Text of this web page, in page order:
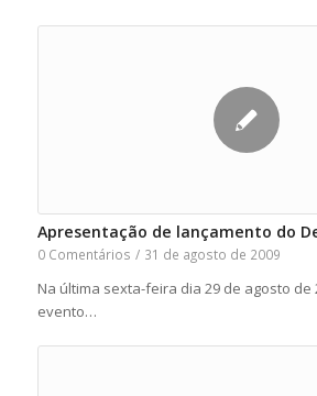
Apresentação de lançamento do
0 Comentários / 31 de agosto de 2009
Na última sexta-feira dia 29 de agosto de
evento…